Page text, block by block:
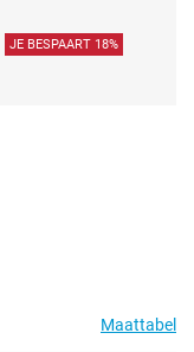
JE BESPAART 18%
Maattabel